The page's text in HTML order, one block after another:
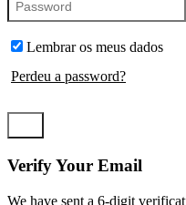
Lembrar os meus dados
Perdeu a password?
Verify Your Email
We have sent a 6-digit